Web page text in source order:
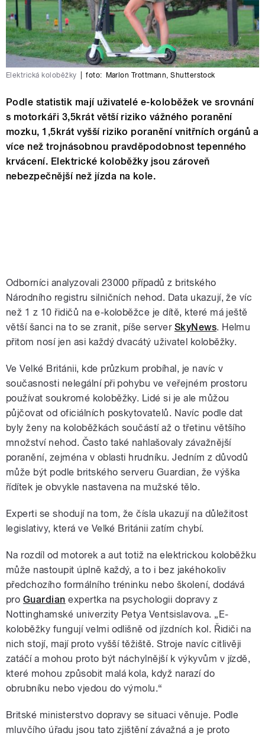
Elektrická koloběžky foto: Marlon Trottmann,Shutterstock
Podle statistik mají uživatelé e-koloběžek ve srovnání
s motorkáři 3,5krát větší riziko vážného poranění
mozku, 1,5krát vyšší riziko poranění vnitřních orgánů a
více než trojnásobnou pravděpodobnost tepenného
krvácení. Elektrické koloběžky jsou zároveň
nebezpečnější než jízda na kole.
Odborníci analyzovali 23000 případů z britského
Národního registru silničních nehod. Data ukazují, že víc
než 1 z 10 řidičů na e-koloběžce je dítě, které má ještě
větší šanci na to se zranit, píše server SkyNews. Helmu
přitom nosí jen asi každý dvacátý uživatel koloběžky.
Ve Velké Británii, kde průzkum probíhal, je navíc v
současnosti nelegální při pohybu ve veřejném prostoru
používat soukromé koloběžky. Lidé si je ale můžou
půjčovat od oficiálních poskytovatelů. Navíc podle dat
byly ženy na koloběžkách součástí až o třetinu většího
množství nehod. Často také nahlašovaly závažnější
poranění, zejména v oblasti hrudníku. Jedním z důvodů
může být podle britského serveru Guardian, že výška
řídítek je obvykle nastavena na mužské tělo.
Experti se shodují na tom, že čísla ukazují na důležitost
legislativy, která ve Velké Británii zatím chybí.
Na rozdíl od motorek a aut totiž na elektrickou koloběžku
může nastoupit úplně každý, a to i bez jakéhokoliv
předchozího formálního tréninku nebo školení, dodává
pro Guardian expertka na psychologii dopravy z
Nottinghamské univerzity Petya Ventsislavova. „E-
koloběžky fungují velmi odlišně od jízdních kol. Řidiči na
nich stojí, mají proto vyšší těžiště. Stroje navíc citlivěji
zatáčí a mohou proto být náchylnější k výkyvům v jízdě,
které mohou způsobit malá kola, když narazí do
obrubníku nebo vjedou do výmolu.“
Britské ministerstvo dopravy se situaci věnuje. Podle
mluvčího úřadu jsou tato zjištění závažná a je proto